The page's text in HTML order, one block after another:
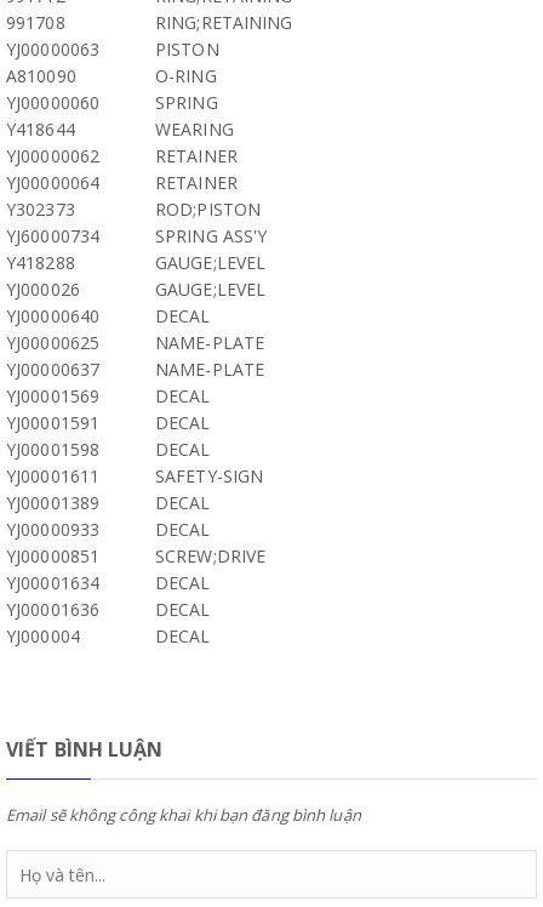
991708
RING;RETAINING
YJ00000063
PISTON
A810090
O-RING
YJ00000060
SPRING
Y418644
WEARING
YJ00000062
RETAINER
YJ00000064
RETAINER
Y302373
ROD;PISTON
YJ60000734
SPRING ASS'Y
Y418288
GAUGE;LEVEL
YJ000026
GAUGE;LEVEL
YJ00000640
DECAL
YJ00000625
NAME-PLATE
YJ00000637
NAME-PLATE
YJ00001569
DECAL
YJ00001591
DECAL
YJ00001598
DECAL
YJ00001611
SAFETY-SIGN
YJ00001389
DECAL
YJ00000933
DECAL
YJ00000851
SCREW;DRIVE
YJ00001634
DECAL
YJ00001636
DECAL
YJ000004
DECAL
VIẾT BÌNH LUẬN
Email sẽ không công khai khi bạn đăng bình luận